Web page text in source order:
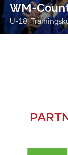
WM-
U-18: